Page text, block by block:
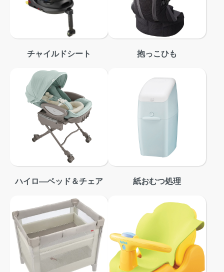
チャイルドシート 抱っこひも
ハイロ―ベッド＆チェア 紙おむつ処理